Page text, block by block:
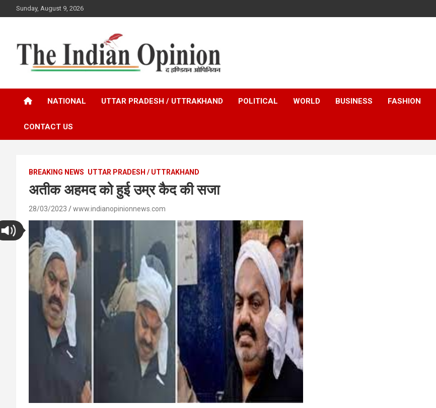
to
Sunday, August 9, 2026
Indian Opinion News
NATIONAL UTTAR PRADESH / UTTRAKHAND POLITICAL WORLD BUSINESS FASHION
CONTACT US
BREAKING NEWS UTTAR PRADESH / UTTRAKHAND
अतीक अहमद को हुई उम्र कैद की सजा
28/03/2023 www.indianopinionnews.com